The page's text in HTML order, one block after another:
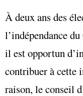
À deux ans des
l’indépendance
il est opportun
contribuer à cette
raison, le conseil